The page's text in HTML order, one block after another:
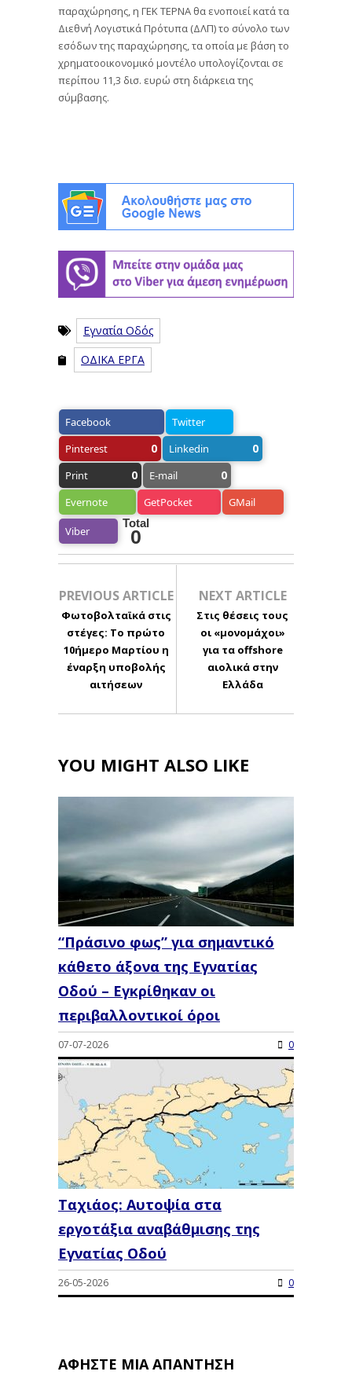
παραχώρησης, η ΓΕΚ ΤΕΡΝΑ θα ενοποιεί κατά τα
Διεθνή Λογιστικά Πρότυπα (ΔΛΠ) το σύνολο των
εσόδων της παραχώρησης, τα οποία με βάση το
χρηματοοικονομικό μοντέλο υπολογίζονται σε
περίπου 11,3 δισ. ευρώ στη διάρκεια της
σύμβασης.
Εγνατία Οδός
ΟΔΙΚΑ ΕΡΓΑ
Facebook
Twitter
Pinterest
0 Linkedin 0
Print 0 E-mail 0
Evernote GetPocket GMail
Viber
Total
0
PREVIOUS ARTICLE
Φωτοβολταϊκά στις
στέγες: Το πρώτο
10ήμερο Μαρτίου η
έναρξη υποβολής
αιτήσεων
NEXT ARTICLE
Στις θέσεις τους
οι «μονομάχοι»
για τα offshore
αιολικά στην
Ελλάδα
YOU MIGHT ALSO LIKE
“Πράσινο φως” για σημαντικό
κάθετο άξονα της Εγνατίας
Οδού – Εγκρίθηκαν οι
περιβαλλοντικοί όροι
07-07-2026 0
Ταχιάος: Αυτοψία στα
εργοτάξια αναβάθμισης της
Εγνατίας Οδού
26-05-2026 0
ΑΦΉΣΤΕ ΜΙΑ ΑΠΆΝΤΗΣΗ